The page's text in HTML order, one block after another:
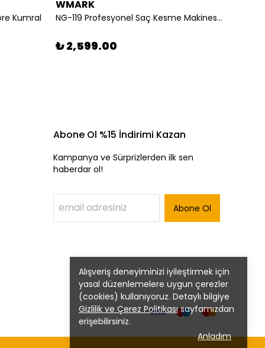
Alışveriş deneyiminizi iyileştirmek için
yasal düzenlemelere uygun çerezler
(cookies) kullanıyoruz. Detaylı bilgiye
Gizlilik ve Çerez Politikasısayfamızdan
erişebilirsiniz.
Anladım
Kumral
WMARK
NG-119 Profesyonel Saç Kesme Makinesi Siyah – Güçlü Motor, Uzun Batarya Ömrü, Hassas Kesim
₺ 2,599.00
Abone Ol %15 İndirimi Kazan
Kampanya ve Sürprizlerden ilk sen
haberdar ol!
Abone Ol